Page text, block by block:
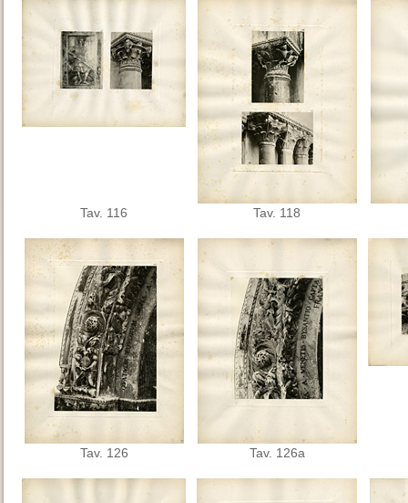
Tav. 116 Tav. 118
Tav. 126 Tav. 126a